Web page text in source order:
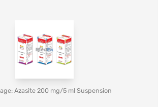
Azasite 200 mg/5 ml Suspension